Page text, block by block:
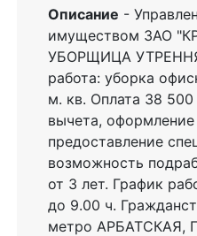
Описание -
имуществом ЗАО
УБОРЩИЦА
работа: уборка
м. кв. Оплата 38
вычета,
предоставление
возможность
от 3 лет. График
до 9.00 ч.
метро АРБАТСКАЯ,